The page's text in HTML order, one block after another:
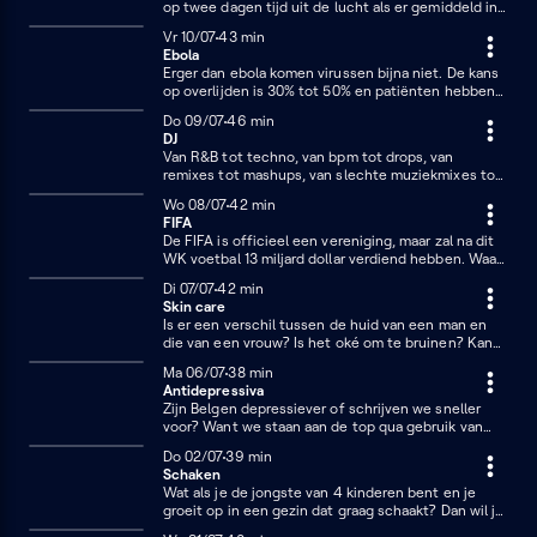
op twee dagen tijd uit de lucht als er gemiddeld in
voor enorme schade in Wallonië en Limburg. Zijn we
vandaag beter voorbereid op zulke rampen? En hoe
verbeteren we ons waterbeheer in tijden van
droogte en nattigheid? Hydroloog Patrick Willems
vertelt.
Vrijdag 10 juli
Vr 10/0743 minuten
43 min
Ebola
Erger dan ebola komen virussen bijna niet. De kans
op overlijden is 30% tot 50% en patiënten hebben
misselijkheid, braken, diarree, huiduitslag, nier- en
leverproblemen. Gelukkig bestaan er twee vaccins
tegen ebola. Maar helaas, geen van beide werkt
tegen de Bundibugyo-variant die momenteel Oost-
Congo teistert. Moeten we vrezen dat ebola Europa
bereikt? En wat is het verschil tussen het
ebolavirus en covid? Infectiologe Erika Vlieghe
verduidelijkt.
Donderdag 9 juli
Do 09/0746 minuten
46 min
DJ
Van R&B tot techno, van bpm tot drops, van
remixes tot mashups, van slechte muziekmixes tot
trouwfeesten, een DJ bepaalt het ritme van de
avond en het succes van elk feest. Maar wat
onderscheidt nu een dj van een top-dj? En wat met
verzoeknummers uit het publiek? We vragen het
voor eens en altijd aan Jeroen Delodder, huis-dj van
Studio Brussel en de man met een eigen podium op
Tomorrowland.
Woensdag 8 juli
Wo 08/0742 minuten
42 min
FIFA
De FIFA is officieel een vereniging, maar zal na dit
WK voetbal 13 miljard dollar verdiend hebben. Waar
Jeroen Scheerder, sportsocioloog aan de KU
Leuven, duikt met Kobe in de geschiedenis van de
FIFA en vertelt hoe Gianni Infantino zo machtig kon
worden.
Dinsdag 7 juli
Di 07/0742 minuten
42 min
Skin care
Is er een verschil tussen de huid van een man en
die van een vrouw? Is het oké om te bruinen? Kan
goedkope en dure huidcrème? Hebben kinderen
huidverzorging nodig? Hoe erg is botox? En wat
met scrubben? Bij dat laatste is het antwoord
simpel: doe het niet! Je maakt je huid kapot. Voilà!
Alles wat je altijd al had willen weten over skin care,
hoor je van dermatologe en kliniekhoofd UZ Brussel
Samira Baharlou.
Maandag 6 juli
Ma 06/0738 minuten
38 min
Antidepressiva
Zijn Belgen depressiever of schrijven we sneller
voor? Want we staan aan de top qua gebruik van
aangewezen? En hoe komt het dat de medicatie
niet bij iedereen werkt? Waarom heeft het zo
vervelende bijwerkingen en wat zijn de gevolgen
van jarenlang gebruik? Zoveel vragen, en nog
Donderdag 2 juli
Do 02/0739 minuten
39 min
Schaken
Wat als je de jongste van 4 kinderen bent en je
groeit op in een gezin dat graag schaakt? Dan wil je